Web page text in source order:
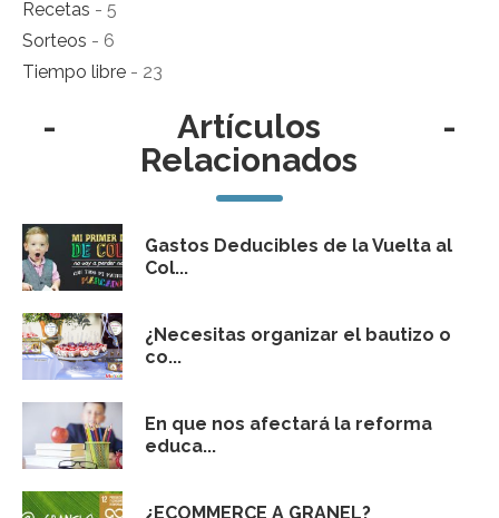
Recetas - 5
Sorteos - 6
Tiempo libre - 23
-
Artículos
Relacionados
-
Gastos Deducibles de la Vuelta al
Col...
¿Necesitas organizar el bautizo o
co...
En que nos afectará la reforma
educa...
¿ECOMMERCE A GRANEL?